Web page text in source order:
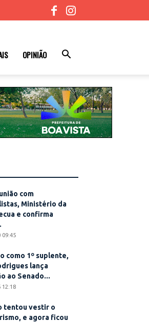
OPINIÃO
com
Ministério da
e confirma
09:45
como 1º suplente,
lança
ao Senado...
12:18
tentou vestir o
e agora ficou